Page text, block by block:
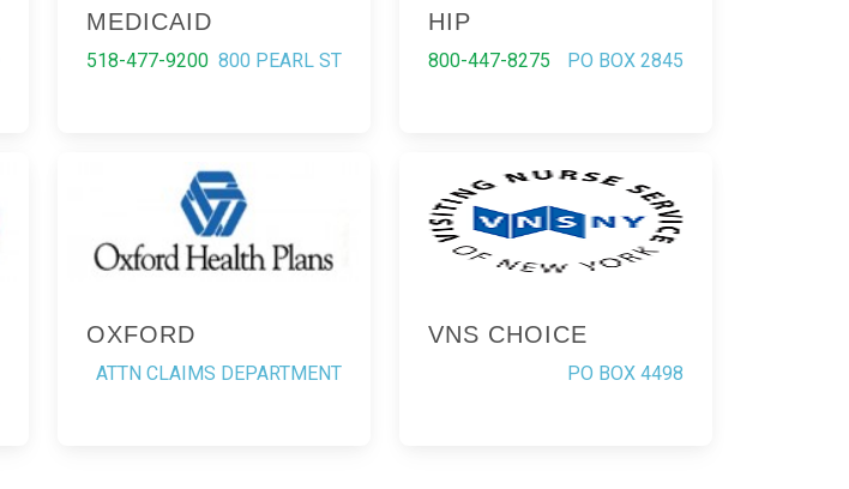
MEDICAID
518-477-9200 800 PEARL ST
HIP
800-447-8275 PO BOX 2845
OXFORD
ATTN CLAIMS DEPARTMENT
VNS CHOICE
PO BOX 4498